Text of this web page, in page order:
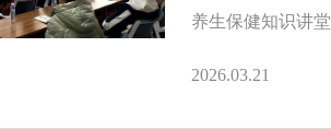
养生保健知识讲
康保驾护航。
2026.03.21